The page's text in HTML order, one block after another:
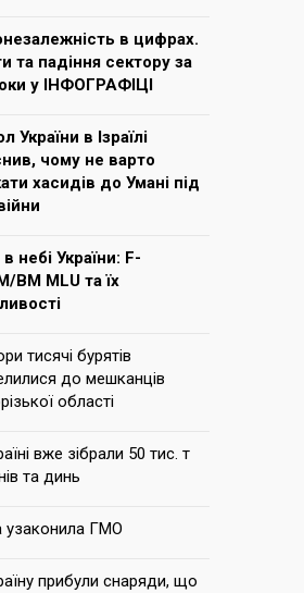
в цифрах.
та падіння сектору за
у ІНФОГРАФІЦІ
України в Ізраїлі
чому не варто
хасидів до Умані під
небі України: F-
BM MLU та їх
тисячі бурятів
до мешканців
області
вже зібрали 50 тис. т
та динь
узаконила ГМО
прибули снаряди, що